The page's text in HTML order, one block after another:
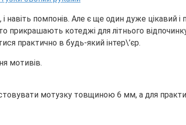
помпонів. Але є ще один дуже цікавий і
прикрашають котеджі для літнього
практично в будь-який інтер\’єр.
мотивів.
мотузку товщиною 6 мм, а для